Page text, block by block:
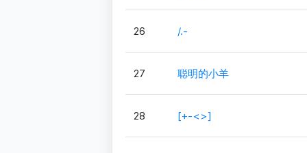
26 /.-
27 聪明的小羊
28 [+-<>]